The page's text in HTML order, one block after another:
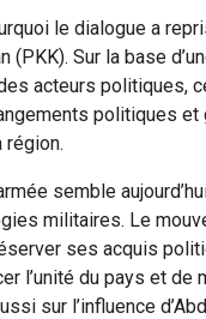
le dialogue a
(PKK). Sur la base
acteurs politiques,
politiques
région.
semble
militaires. Le
ses acquis
l’unité du pays et de
sur l’influence